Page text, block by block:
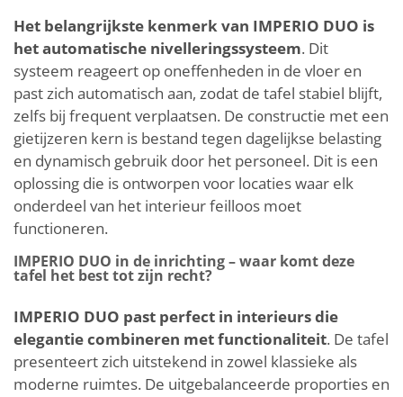
Het belangrijkste kenmerk van IMPERIO DUO is
het automatische nivelleringssysteem. Dit
systeem reageert op oneffenheden in de vloer en
past zich automatisch aan, zodat de tafel stabiel blijft,
zelfs bij frequent verplaatsen. De constructie met een
gietijzeren kern is bestand tegen dagelijkse belasting
en dynamisch gebruik door het personeel. Dit is een
oplossing die is ontworpen voor locaties waar elk
onderdeel van het interieur feilloos moet
functioneren.
IMPERIO DUO in de inrichting – waar komt deze
tafel het best tot zijn recht?
IMPERIO DUO past perfect in interieurs die
elegantie combineren met functionaliteit. De tafel
presenteert zich uitstekend in zowel klassieke als
moderne ruimtes. De uitgebalanceerde proporties en